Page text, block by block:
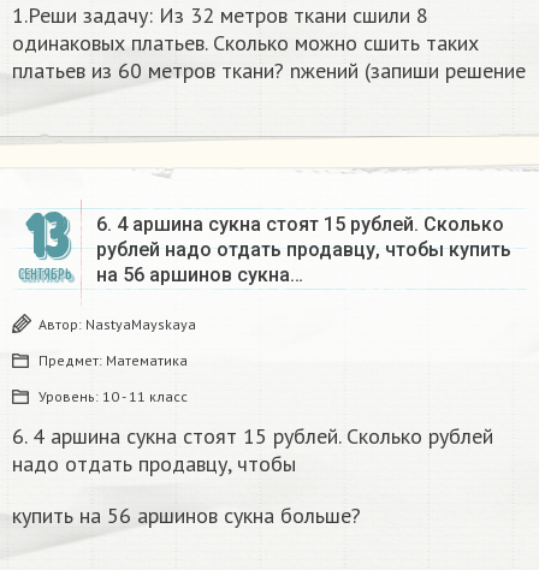
1.Реши задачу: Из 32 метров ткани сшили 8
одинаковых платьев. Сколько можно сшить таких
платьев из 60 метров ткани? nжений (запиши решение​
13
СЕНТЯБРЬ
6. 4 аршина сукна стоят 15 рублей. Сколько
рублей надо отдать продавцу, чтобы купить
на 56 аршинов сукна…
Автор: NastyaMayskaya
Предмет: Математика
Уровень: 10 - 11 класс
6. 4 аршина сукна стоят 15 рублей. Сколько рублей
надо отдать продавцу, чтобы
купить на 56 аршинов сукна больше?